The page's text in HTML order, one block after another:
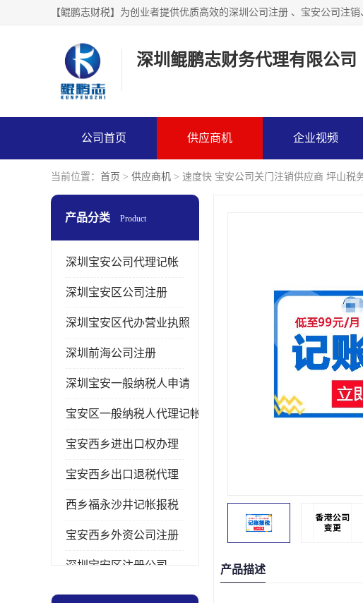
【鲲鹏志财税】为创业者提供优质高效的深圳公司注册 、宝安公司注
深圳鲲鹏志财务代理有限公司
公司首页 供应商机 企业视频
当前位置： 首页 > 供应商机 > 速度快 宝安公司关门注销供应商 坪山税
产品分类 Product
深圳宝安公司代理记帐
深圳宝安区公司注册
深圳宝安区代办营业执照
深圳前海公司注册
深圳宝安一般纳税人申请
宝安区一般纳税人代理记帐
宝安西乡进出口权办理
宝安西乡出口退税代理
西乡福永沙井记帐报税
宝安西乡外资公司注册
深圳宝安区注册公司
宝安西乡办理营业执照
产品描述